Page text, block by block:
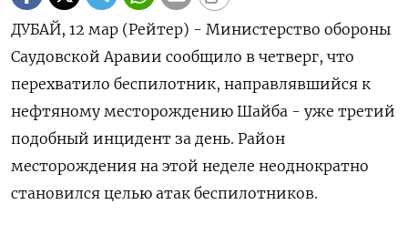
ДУБАЙ, 12 мар (Рейтер) - ‌Министерство обороны ​
Саудовской Аравии сообщило ​в ​четверг, ⁠что
‌перехватило ‌беспилотник, направлявшийся к ​
нефтяному ‌месторождению Шайба - ​уже ‌третий
подобный инцидент за ​день. Район ​
месторождения ‌на ​этой неделе неоднократно
становился целью атак беспилотников.